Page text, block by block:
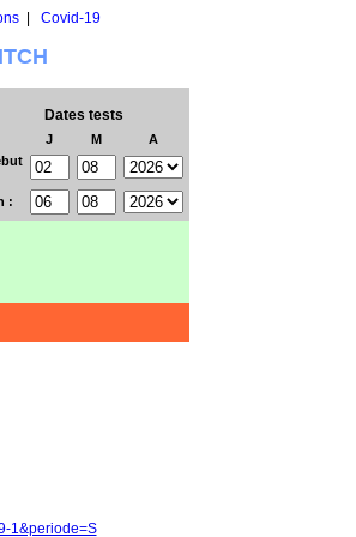
| Covid-19
Dates tests
J M
A
:
1&periode=S